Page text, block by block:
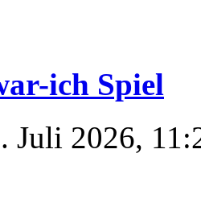
ich Spiel
Juli 2026,